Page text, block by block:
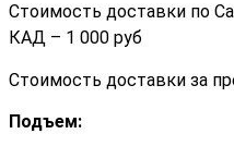
Стоимость доставки по
КАД – 1 000 руб
Стоимость доставки за
Подъем: